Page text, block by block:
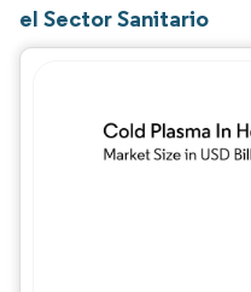
el Sector Sanitario